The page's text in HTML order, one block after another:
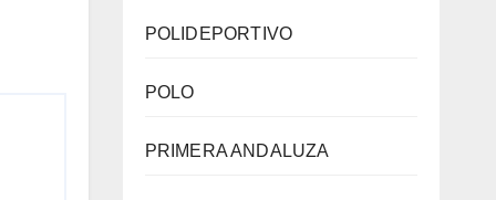
POLIDEPORTIVO
POLO
PRIMERA ANDALUZA